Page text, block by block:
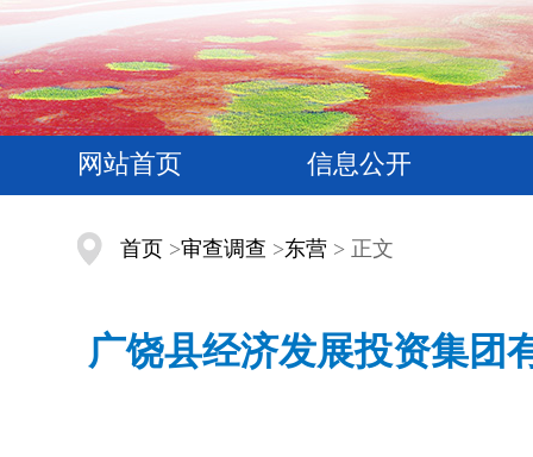
网站首页 信息公开
首页 >审查调查 >东营 > 正文
广饶县经济发展投资集团